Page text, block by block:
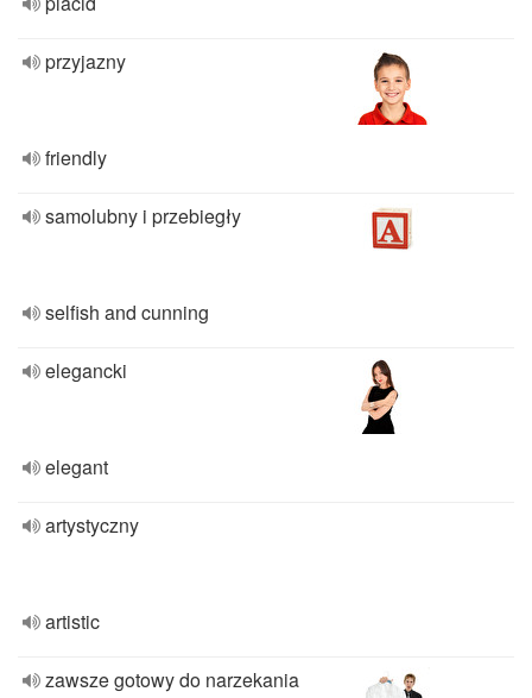
przyjazny
friendly
samolubny i przebiegły
selfish and cunning
elegancki
elegant
artystyczny
artistic
zawsze gotowy do narzekania